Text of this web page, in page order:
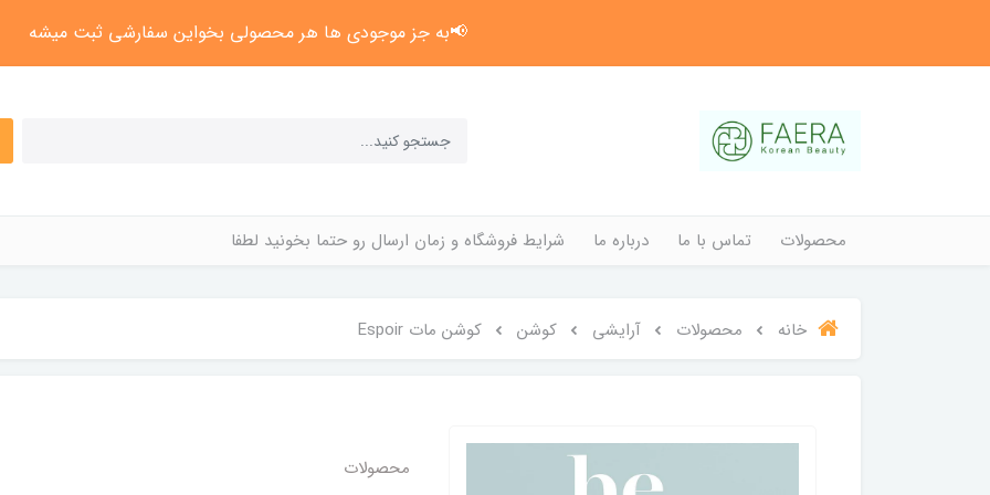
📢به جز موجودی ها هر محصولی بخواین سفارشی ثبت میشه
محصولات تماس با ما درباره ما شرایط فروشگاه و زمان ارسال رو حتما بخونید لطفا
خانه محصولات آرایشی کوشن کوشن مات Espoir
محصولات